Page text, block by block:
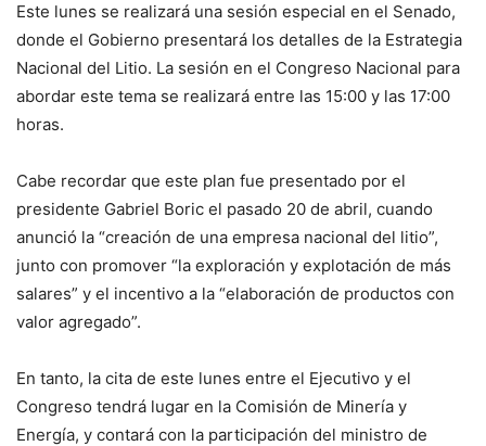
Este lunes se realizará una sesión especial en el Senado,
donde el Gobierno presentará los detalles de la Estrategia
Nacional del Litio. La sesión en el Congreso Nacional para
abordar este tema se realizará entre las 15:00 y las 17:00
horas.
Cabe recordar que este plan fue presentado por el
presidente Gabriel Boric el pasado 20 de abril, cuando
anunció la “creación de una empresa nacional del litio”,
junto con promover “la exploración y explotación de más
salares” y el incentivo a la “elaboración de productos con
valor agregado”.
En tanto, la cita de este lunes entre el Ejecutivo y el
Congreso tendrá lugar en la Comisión de Minería y
Energía, y contará con la participación del ministro de